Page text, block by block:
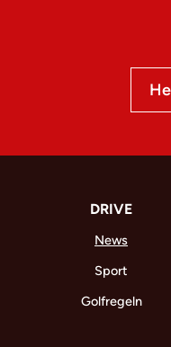
DRIVE
News
Sport
Golfregeln